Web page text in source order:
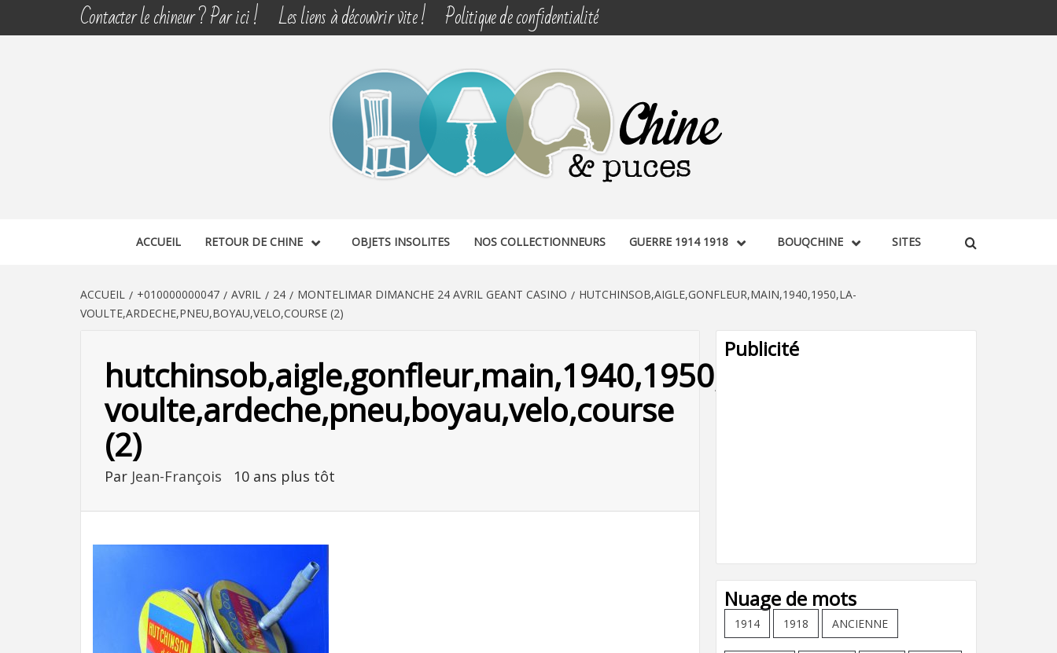
Contacter le chineur ? Par ici ! Les liens à découvrir vite ! Politique de confidentialité
CHINE & PUCES
ACCUEIL RETOUR DE CHINE OBJETS INSOLITES NOS COLLECTIONNEURS GUERRE 1914 1918 BOUQCHINE SITES
ACCUEIL +010000000047 AVRIL 24 MONTELIMAR DIMANCHE 24 AVRIL GEANT CASINO
HUTCHINSOB,AIGLE,GONFLEUR,MAIN,1940,1950,LA-
VOULTE,ARDECHE,PNEU,BOYAU,VELO,COURSE (2)
hutchinsob,aigle,gonfleur,main,1940,1950,la-
voulte,ardeche,pneu,boyau,velo,course
(2)
Par Jean-François 10 ans plus tôt
Publicité
Nuage de mots
1914 1918 ANCIENNE